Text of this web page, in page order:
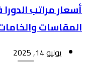
أسعار مراتب
المقاسات
يوليو 14, 2025